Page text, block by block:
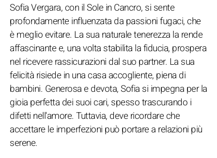
Sofia Vergara, con il Sole in Cancro, si sente
profondamente influenzata da passioni fugaci, che
è meglio evitare. La sua naturale tenerezza la rende
affascinante e, una volta stabilita la fiducia, prospera
nel ricevere rassicurazioni dal suo partner. La sua
felicità risiede in una casa accogliente, piena di
bambini. Generosa e devota, Sofia si impegna per la
gioia perfetta dei suoi cari, spesso trascurando i
difetti nell'amore. Tuttavia, deve ricordare che
accettare le imperfezioni può portare a relazioni più
serene.